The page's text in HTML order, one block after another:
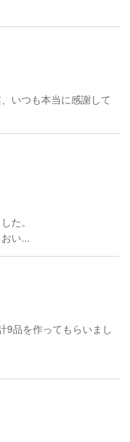
いつも本当に感謝して
た。
い...
9品を作ってもらいまし